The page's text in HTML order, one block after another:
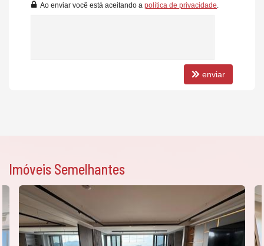
Ao enviar você está aceitando a política de privacidade
enviar
Imóveis Semelhantes